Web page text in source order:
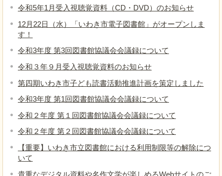
令和5年1月受入視聴覚資料（CD・DVD）のお知らせ
12月22日（水）「いわき市電子図書館」がオープンしま
す！
令和3年度 第3回図書館協議会会議録について
令和３年９月受入視聴覚資料のお知らせ
第四期いわき市子ども読書活動推進計画を策定しました
令和3年度 第1回図書館協議会会議録について
令和２年度 第１回図書館協議会会議録について
令和２年度 第２回図書館協議会会議録について
【重要】いわき市立図書館における利用制限等の解除につ
いて
貴重なデジタル資料や名作文学が楽しめるWebサイトのご